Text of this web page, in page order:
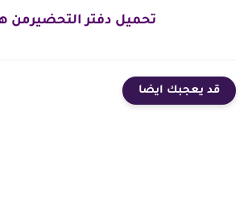
تحميل دفتر التحضيرمن
قد يعجبك ايضا